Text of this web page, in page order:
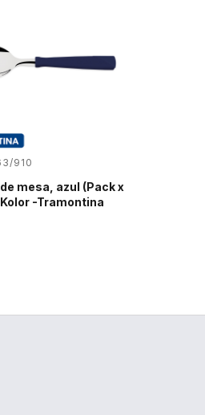
910
mesa, azul (Pack x
-Tramontina